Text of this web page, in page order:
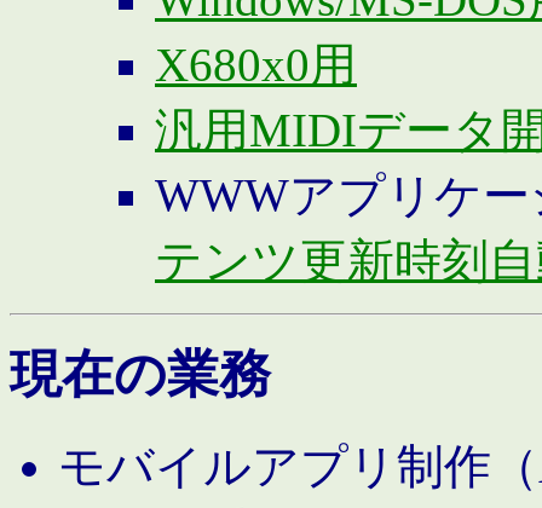
X680x0用
汎用MIDIデータ
WWWアプリケ
テンツ更新時刻
現在の業務
モバイルアプリ制作